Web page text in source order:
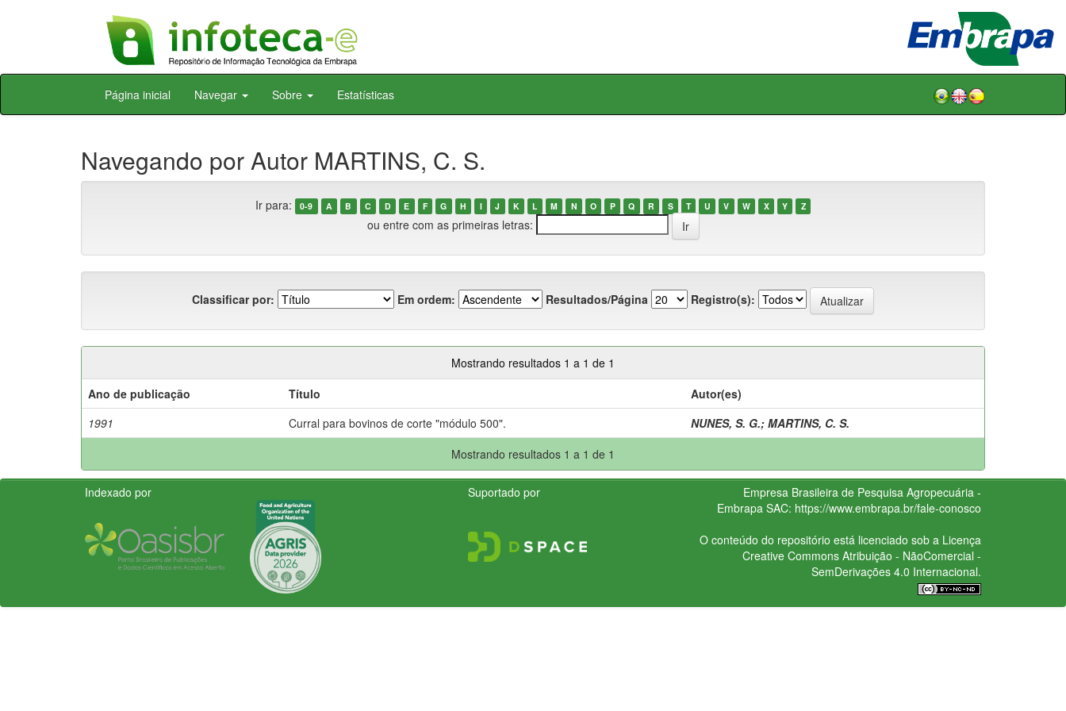
Skip
Página inicial Navegar Sobre Estatísticas
Navegando por Autor MARTINS, C. S.
Ir para: 0-9 A B C D E F G H I J K L M N O P Q R S T U V W X Y Z
ou entre com as primeiras letras:
Classificar por: Em ordem: Resultados/Página Registro(s):
Mostrando resultados 1 a 1 de 1
Ano de publicação
Título
Autor(es)
1991
Curral para bovinos de corte "módulo 500". NUNES, S. G.; MARTINS, C. S.
Mostrando resultados 1 a 1 de 1
Indexado por Suportado por
Empresa Brasileira de Pesquisa Agropecuária -
Embrapa SAC: https://www.embrapa.br/fale-conosco
O conteúdo do repositório está licenciado sob a Licença
Creative CommonsAtribuição - NãoComercial -
SemDerivações 4.0 Internacional.